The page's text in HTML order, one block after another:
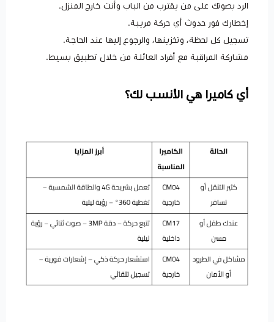
الرد بصوتك على من يقترب من الباب وأنت خارج المنزل.
إخطارك فور حدوث أي حركة مريبة.
تسجيل كل لحظة، وتخزينها، والرجوع إليها عند الحاجة.
مشاركة المراقبة مع أفراد العائلة من خلال تطبيق بسيط.
أي كاميرا هي الأنسب لك؟